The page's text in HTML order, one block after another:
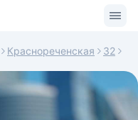
Краснореченская 32